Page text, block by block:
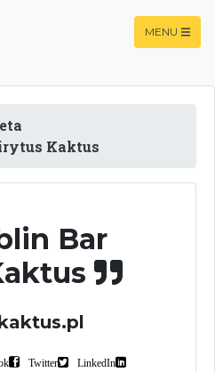
MENU
Kaktus
Bar
Twitter LinkedIn